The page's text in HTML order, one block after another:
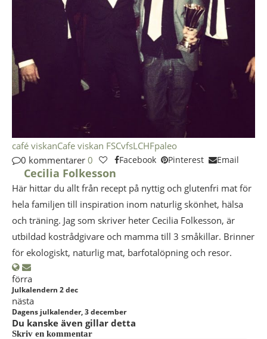
café viskanCafe viskan FSCvfsLCHFpaleo
0 kommentarer 0 Facebook Pinterest Email
Cecilia Folkesson
Här hittar du allt från recept på nyttig och glutenfri mat för
hela familjen till inspiration inom naturlig skönhet, hälsa
och träning. Jag som skriver heter Cecilia Folkesson, är
utbildad kostrådgivare och mamma till 3 småkillar. Brinner
för ekologiskt, naturlig mat, barfotalöpning och resor.
förra
Julkalendern 2 dec
nästa
Dagens julkalender, 3 december
Du kanske även gillar detta
Skriv en kommentar